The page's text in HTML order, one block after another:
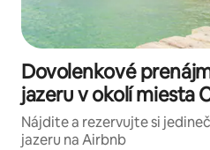
Dovolenkové
jazeru v okolí miesta
Nájdite a rezervujte si
jazeru na Airbnb